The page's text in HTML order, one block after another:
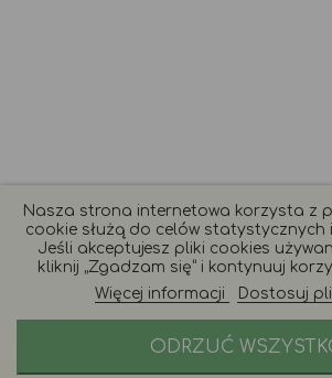
Nasza strona internetowa korzysta z
cookie służą do celów statystycznych
Jeśli akceptujesz pliki cookies
kliknij „Zgadzam się” i kontynuuj
Więcej informacji
Dostosuj
ODRZUĆ